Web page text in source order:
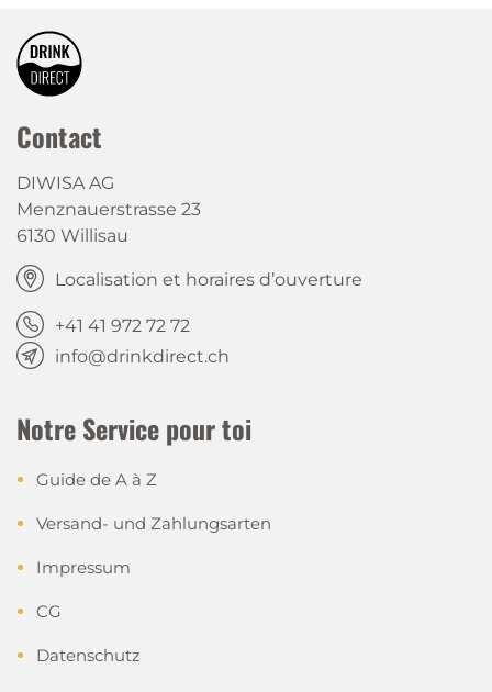
Contact
DIWISA AG
Menznauerstrasse 23
6130 Willisau
Localisation et horaires d’ouverture
+41 41 972 72 72
info@drinkdirect.ch
Notre Service pour toi
Guide de A à Z
Versand- und Zahlungsarten
Impressum
CG
Datenschutz